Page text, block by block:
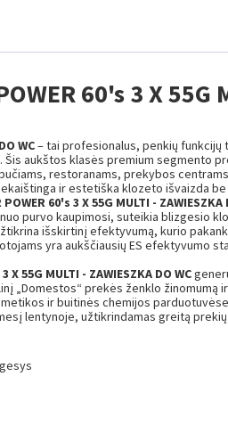
60's 3 X 55G
WC– tai profesionalus, penkių
aukštos klasės premium segmento
restoranams, prekybos
ir estetiška klozeto išvaizda
60's 3 X 55G MULTI - ZAWIESZKA
purvo kaupimosi, suteikia blizgesio
išskirtinį efektyvumą, kurio
yra aukščiausių ES efektyvumo
X 55G MULTI - ZAWIESZKA DO WC
„Domestos“ prekės ženklo žinomumą
ir buitinės chemijos
lentynoje, užtikrindamas greitą